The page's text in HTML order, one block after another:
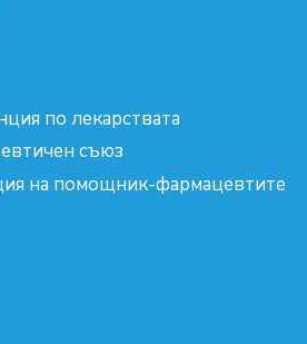
по лекарствата
съюз
на помощник-фармацевтите